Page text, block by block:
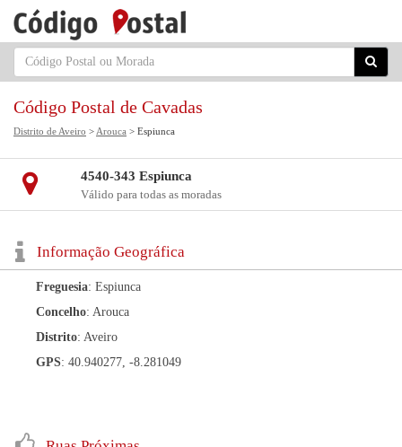
Código Postal de Cavadas
Distrito de Aveiro > Arouca > Espiunca
4540-343 Espiunca
Válido para todas as moradas
Informação Geográfica
Freguesia: Espiunca
Concelho: Arouca
Distrito: Aveiro
GPS: 40.940277, -8.281049